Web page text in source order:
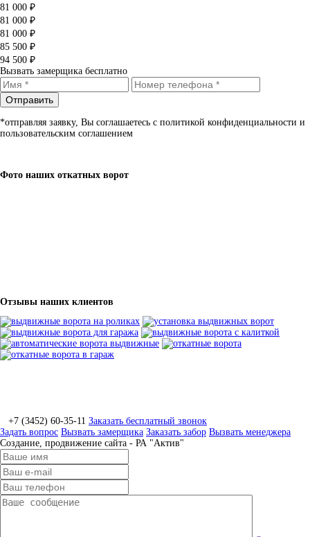
81 000 ₽
81 000 ₽
81 000 ₽
85 500 ₽
94 500 ₽
Вызвать замерщика бесплатно
Отправить
*отправляя заявку, Вы соглашаетесь с политикой конфиденциальности и
пользовательским соглашением
Фото наших откатных ворот
Отзывы наших клиентов
+7 (3452) 60-35-11 Заказать бесплатный звонок
Задать вопрос Вызвать замерщика Заказать забор Вызвать менеджера
Создание, продвижение сайта - РА "Актив"